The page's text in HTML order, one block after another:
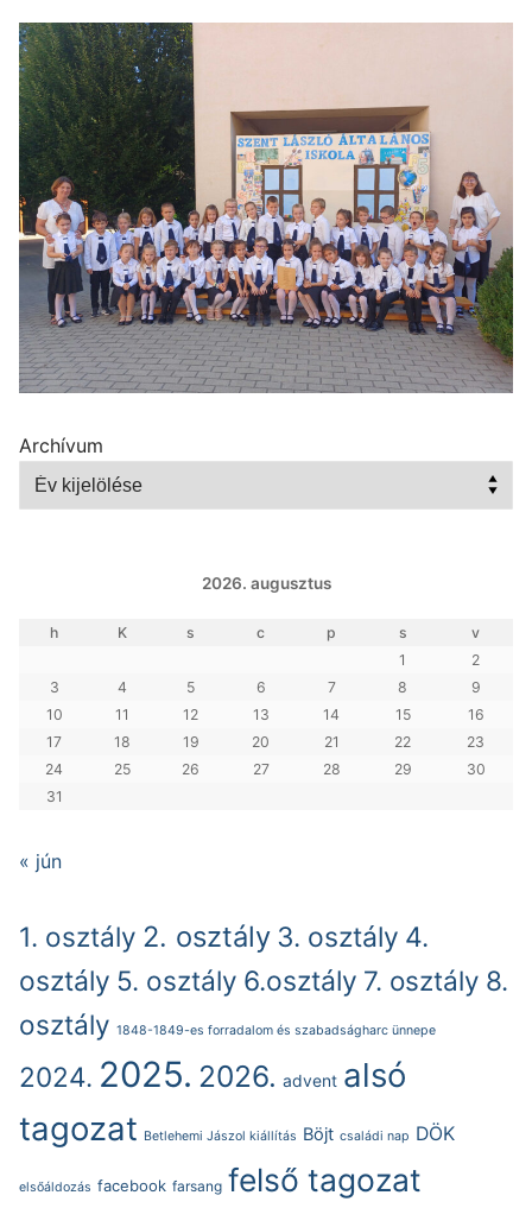
Archívum
2026. augusztus
h K s c p s
v
1
2
3
4 5 6 7 8
9
10
11 12 13 14 15
16
17
18 19 20 21 22
23
24
25 26 27 28 29
30
31
« jún
1. osztály 2. osztály 3. osztály 4.
osztály 5. osztály 6.osztály 7. osztály 8.
osztály 1848-1849-es forradalom és szabadságharc ünnepe
2024. 2025. 2026. advent alsó
tagozat Betlehemi Jászol kiállítás Böjt családi nap DÖK
elsőáldozás facebook farsang felső tagozat